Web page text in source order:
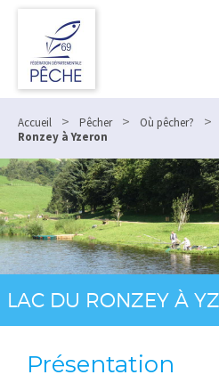
Accueil > Pêcher > Où pêcher? >
Ronzey à Yzeron
LAC DU RONZEY À
Présentation